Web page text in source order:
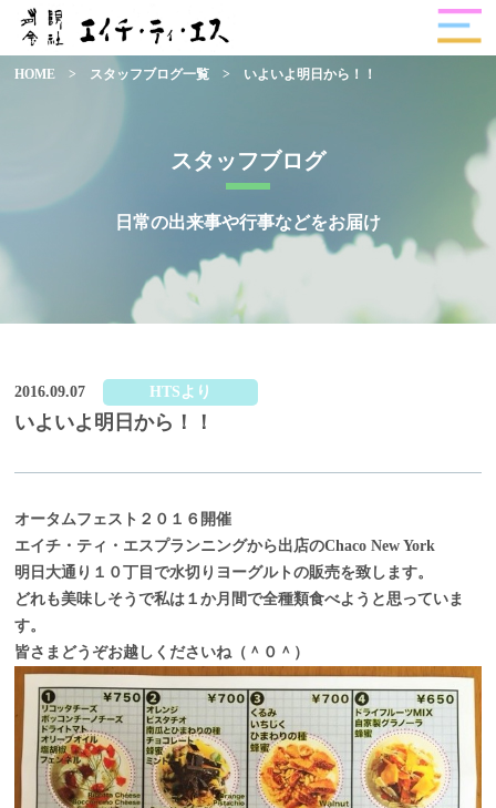
スタッフブログ
日常の出来事や行事などをお届け
HOME > スタッフブログ一覧 > いよいよ明日から！！
2016.09.07 HTSより
いよいよ明日から！！
オータムフェスト２０１６開催
エイチ・ティ・エスプランニングから出店のChaco New York
明日大通り１０丁目で水切りヨーグルトの販売を致します。
どれも美味しそうで私は１か月間で全種類食べようと思っていま
す。
皆さまどうぞお越しくださいね（＾０＾）